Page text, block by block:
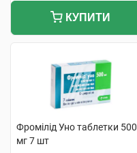
КУПИТИ
Фромілід Уно таблетки 500
мг 7 шт